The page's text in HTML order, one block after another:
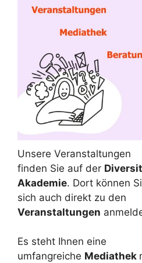
Unsere Veranstaltungen
finden Sie auf der
Akademie. Dort können
sich auch direkt zu den
Veranstaltungen
Es steht Ihnen eine
umfangreiche Mediathek